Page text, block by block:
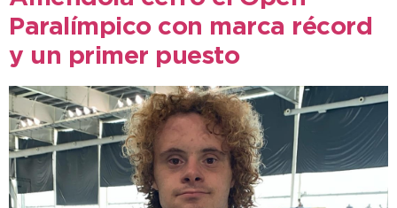
Paralímpico con marca récord
y un primer puesto